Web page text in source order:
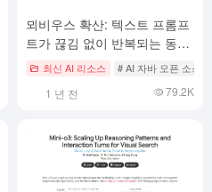
뫼비우스 확산: 텍스트 프롬프
트가 끊김 없이 반복되는 동영
상 생성
최신 AI 리소스 # AI 자바 오픈 소스
1 년 전 79.2K